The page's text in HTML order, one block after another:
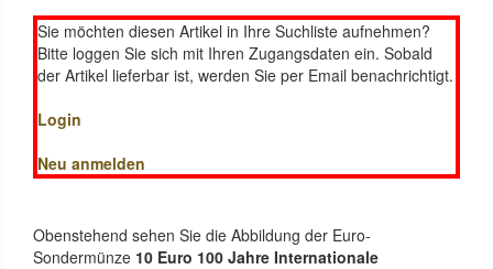
Sie möchten diesen Artikel in Ihre Suchliste aufnehmen?
Bitte loggen Sie sich mit Ihren Zugangsdaten ein. Sobald
der Artikel lieferbar ist, werden Sie per Email benachrichtigt.
Login
Neu anmelden
Obenstehend sehen Sie die Abbildung der Euro-
Sondermünze 10 Euro 100 Jahre Internationale